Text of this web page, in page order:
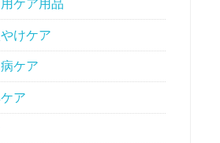
ケア用品
けケア
ケア
ア